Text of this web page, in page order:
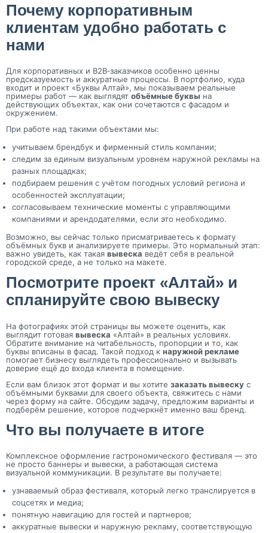
Почему корпоративным
клиентам удобно работать с
нами
Для корпоративных и B2B‑заказчиков особенно ценны
предсказуемость и аккуратные процессы. В портфолио, куда
входит и проект «Буквы Алтай», мы показываем реальные
примеры работ — как выглядят объёмные буквы на
действующих объектах, как они сочетаются с фасадом и
окружением.
При работе над такими объектами мы:
учитываем брендбук и фирменный стиль компании;
следим за единым визуальным уровнем наружной рекламы на
разных площадках;
подбираем решения с учётом погодных условий региона и
особенностей эксплуатации;
согласовываем технические моменты с управляющими
компаниями и арендодателями, если это необходимо.
Возможно, вы сейчас только присматриваетесь к формату
объёмных букв и анализируете примеры. Это нормальный этап:
важно увидеть, как такая вывеска ведёт себя в реальной
городской среде, а не только на макете.
Посмотрите проект «Алтай» и
спланируйте свою вывеску
На фотографиях этой страницы вы можете оценить, как
выглядит готовая вывеска «Алтай» в реальных условиях.
Обратите внимание на читабельность, пропорции и то, как
буквы вписаны в фасад. Такой подход к наружной рекламе
помогает бизнесу выглядеть профессионально и вызывать
доверие ещё до входа клиента в помещение.
Если вам близок этот формат и вы хотите заказать вывеску с
объёмными буквами для своего объекта, свяжитесь с нами
через форму на сайте. Обсудим задачу, предложим варианты и
подберём решение, которое подчеркнёт именно ваш бренд.
Что вы получаете в итоге
Комплексное оформление гастрономического фестиваля — это
не просто баннеры и вывески, а работающая система
визуальной коммуникации. В результате вы получаете:
узнаваемый образ фестиваля, который легко транслируется в
соцсетях и медиа;
понятную навигацию для гостей и партнеров;
аккуратные вывески и наружную рекламу, соответствующую